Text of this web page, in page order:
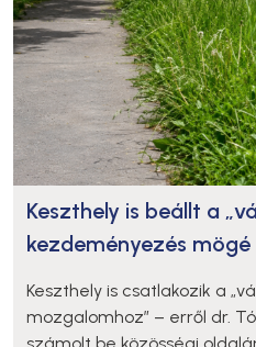
Keszthely is beállt a
kezdeményezés mögé
Keszthely is csatlakozik a
mozgalomhoz” – erről dr.